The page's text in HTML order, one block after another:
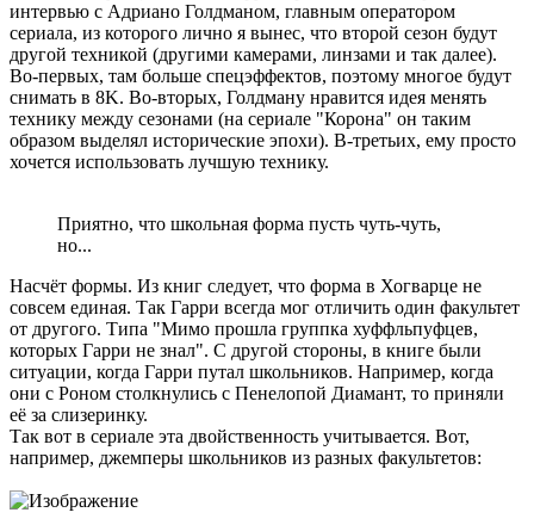
интервью с Адриано Голдманом, главным оператором
сериала, из которого лично я вынес, что второй сезон будут
другой техникой (другими камерами, линзами и так далее).
Во-первых, там больше спецэффектов, поэтому многое будут
снимать в 8K. Во-вторых, Голдману нравится идея менять
технику между сезонами (на сериале "Корона" он таким
образом выделял исторические эпохи). В-третьих, ему просто
хочется использовать лучшую технику.
Приятно, что школьная форма пусть чуть-чуть,
но...
Насчёт формы. Из книг следует, что форма в Хогварце не
совсем единая. Так Гарри всегда мог отличить один факультет
от другого. Типа "Мимо прошла группка хуффльпуфцев,
которых Гарри не знал". С другой стороны, в книге были
ситуации, когда Гарри путал школьников. Например, когда
они с Роном столкнулись с Пенелопой Диамант, то приняли
её за слизеринку.
Так вот в сериале эта двойственность учитывается. Вот,
например, джемперы школьников из разных факультетов: